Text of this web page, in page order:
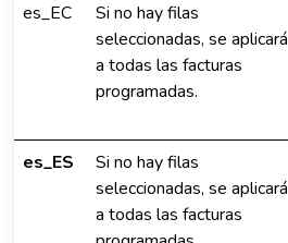
es_EC
Si no hay filas
seleccionadas, se aplicará
a todas las facturas
programadas.
es_ES
Si no hay filas
seleccionadas, se aplicará
a todas las facturas